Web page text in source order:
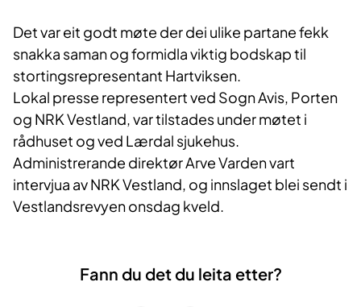
Det var eit godt møte der dei ulike partane fekk
snakka saman og formidla viktig bodskap til
stortingsrepresentant Hartviksen.
Lokal presse representert ved Sogn Avis, Porten
og NRK Vestland, var tilstades under møtet i
rådhuset og ved Lærdal sjukehus.
Administrerande direktør Arve Varden vart
intervjua av NRK Vestland, og innslaget blei sendt i
Vestlandsrevyen onsdag kveld.
Fann du det du leita etter?